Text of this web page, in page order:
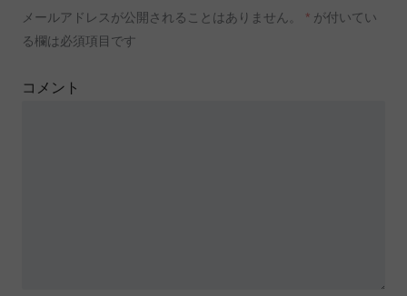
メールアドレスが公開されることはありません。 * が付いてい
る欄は必須項目です
コメント